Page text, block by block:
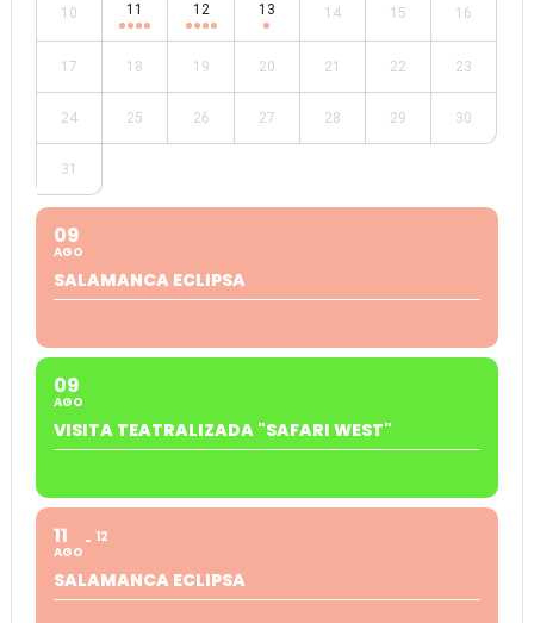
10 11 12 13 14 15 16
17 18 19 20 21 22 23
24 25 26 27 28 29 30
31
09
AGO
SALAMANCA ECLIPSA
09
AGO
VISITA TEATRALIZADA "SAFARI WEST"
11
AGO
12
SALAMANCA ECLIPSA